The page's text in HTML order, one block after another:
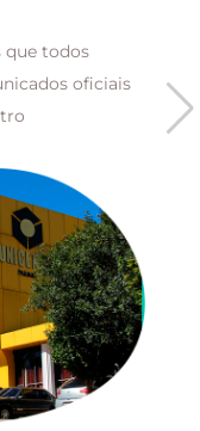
que todos
oficiais